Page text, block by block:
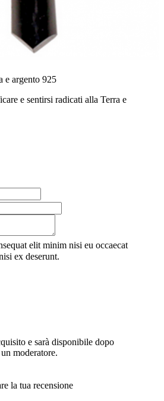
e argento 925
e sentirsi radicati alla Terra e
elit minim nisi eu occaecat
ex deserunt.
e sarà disponibile dopo
moderatore.
la tua recensione